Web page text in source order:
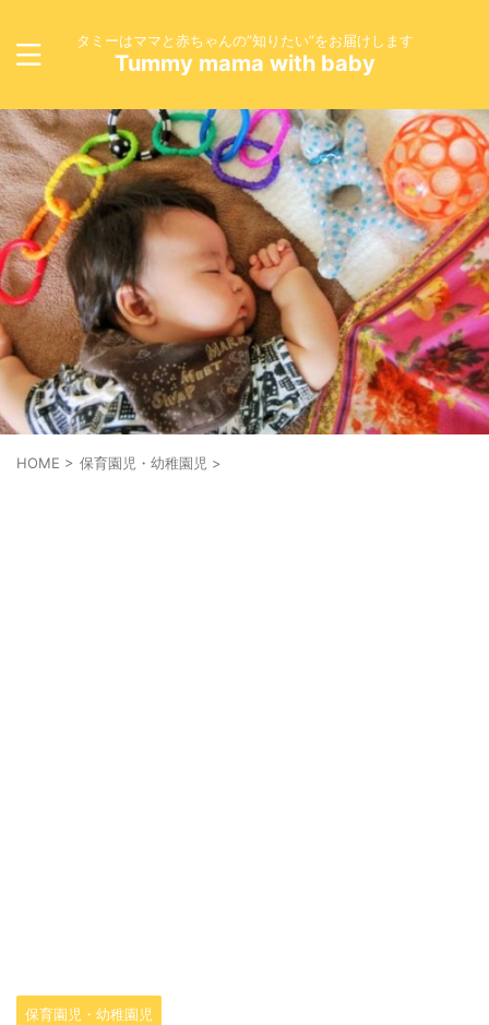
タミーはママと赤ちゃんの”知りたい”をお届けします
Tummy mama with baby
HOME > 保育園児・幼稚園児 >
保育園児・幼稚園児